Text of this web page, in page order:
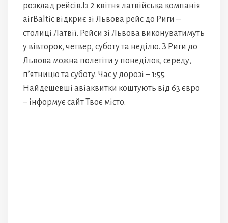
розклад рейсів.Із 2 квітня латвійська компанія
аirBaltic відкриє зі Львова рейс до Риги –
столиці Латвії. Рейси зі Львова виконуватимуть
у вівторок, четвер, суботу та неділю. З Риги до
Львова можна полетіти у понеділок, середу,
п’ятницю та суботу. Час у дорозі – 1:55.
Найдешевші авіаквитки коштують від 63 євро
– інформує сайт Твоє місто.